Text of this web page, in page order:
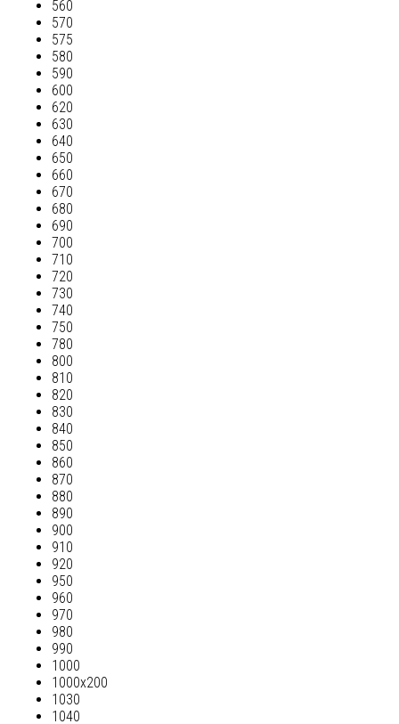
560
570
575
580
590
600
620
630
640
650
660
670
680
690
700
710
720
730
740
750
780
800
810
820
830
840
850
860
870
880
890
900
910
920
950
960
970
980
990
1000
1000х200
1030
1040